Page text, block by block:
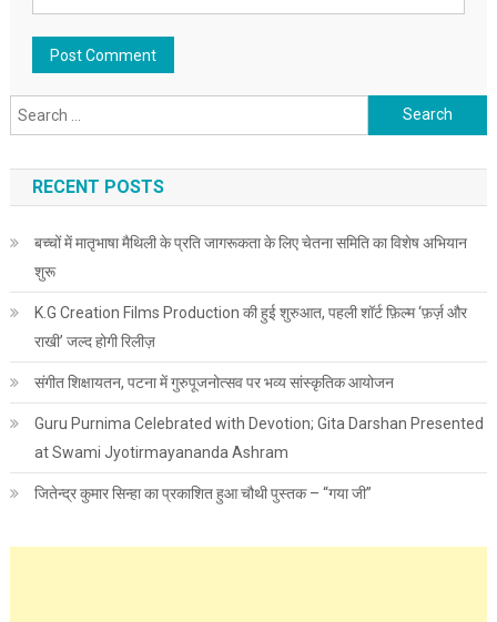
Search for:
RECENT POSTS
बच्चों में मातृभाषा मैथिली के प्रति जागरूकता के लिए चेतना समिति का विशेष अभियान
शुरू
K.G Creation Films Production की हुई शुरुआत, पहली शॉर्ट फ़िल्म ‘फ़र्ज़ और
राखी’ जल्द होगी रिलीज़
संगीत शिक्षायतन, पटना में गुरुपूजनोत्सव पर भव्य सांस्कृतिक आयोजन
Guru Purnima Celebrated with Devotion; Gita Darshan Presented
at Swami Jyotirmayananda Ashram
जितेन्द्र कुमार सिन्हा का प्रकाशित हुआ चौथी पुस्तक – “गया जी”